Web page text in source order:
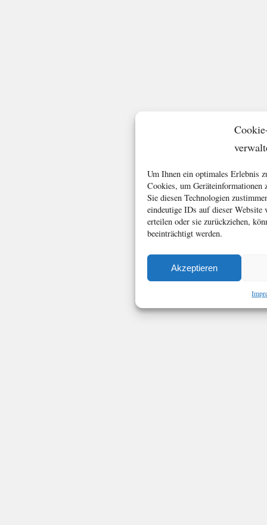
Um Ihnen ein optimales Erlebnis
Cookies, um Geräteinformationen
Sie diesen Technologien
eindeutige IDs auf dieser
erteilen oder sie zurückziehen,
beeinträchtigt werden.
Akzeptieren